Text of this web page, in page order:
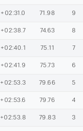
+02:31.0 71.98 9
+02:38.7 74.63 8
+02:40.1 75.11 7
+02:41.9 75.73 6
+02:53.3 79.66 5
+02:53.6 79.76 4
+02:53.8 79.83 3